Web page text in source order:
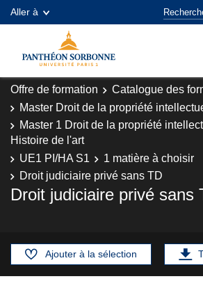
Aller à
Offre de formation Catalogue des
Master Droit de la propriété
Master 1 Droit de la propriété
Histoire de l'art
UE1 PI/HA S1
1 matière à choisir
Droit judiciaire privé sans TD
Droit judiciaire privé sans
Ajouter à la sélection